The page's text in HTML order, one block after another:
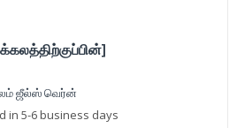
ஜீல்ஸ் வெர்ன்
in 5-6 business days